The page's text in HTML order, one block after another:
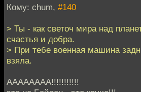
Кому: chum, #140
> Ты - как светоч мира над
счастья и добра.
> При тебе военная машина
взяла.
АААААААА!!!!!!!!!!!